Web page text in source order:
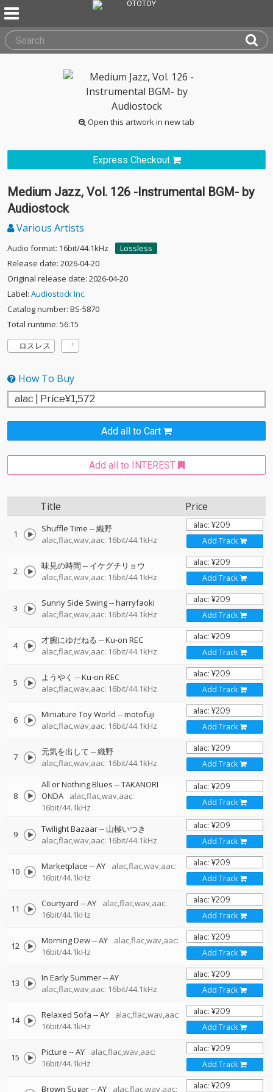
Open this artwork in new tab
Express Checkout
Medium Jazz, Vol. 126 -Instrumental BGM- by
Audiostock
Various Artists
Audio format: 16bit/44.1kHz
Lossless
Release date: 2026-04-20
Original release date: 2026-04-20
Label: Audiostock Inc.
Catalog number: BS-5870
Total runtime: 56:15
ロスレス
How To Buy
Add all to Cart
Add all to INTEREST
Title Price
1 Shuffle Time --織野
alac,flac,wav,aac: 16bit/44.1kHz
Add Track
2 味見の時間 -- イケグチリョウ
alac,flac,wav,aac: 16bit/44.1kHz
Add Track
3 Sunny Side Swing--harryfaoki
alac,flac,wav,aac: 16bit/44.1kHz
Add Track
4 才腕にゆだねる --Ku-on REC
alac,flac,wav,aac: 16bit/44.1kHz
Add Track
5 ようやく --Ku-on REC
alac,flac,wav,aac: 16bit/44.1kHz
Add Track
6 Miniature Toy World --motofuji
alac,flac,wav,aac: 16bit/44.1kHz
Add Track
7 元気を出して --織野
alac,flac,wav,aac: 16bit/44.1kHz
Add Track
8
All or Nothing Blues --TAKANORI
ONDA
alac,flac,wav,aac:
16bit/44.1kHz
Add Track
9 Twilight Bazaar-- 山極いつき
alac,flac,wav,aac: 16bit/44.1kHz
Add Track
10 Marketplace --AY
alac,flac,wav,aac:
16bit/44.1kHz
Add Track
11 Courtyard --AY
alac,flac,wav,aac:
16bit/44.1kHz
Add Track
12 Morning Dew--AY
alac,flac,wav,aac:
16bit/44.1kHz
Add Track
13 In Early Summer--AY
alac,flac,wav,aac: 16bit/44.1kHz
Add Track
14 Relaxed Sofa --AY
alac,flac,wav,aac:
16bit/44.1kHz
Add Track
15 Picture --AY
alac,flac,wav,aac:
16bit/44.1kHz
Add Track
Brown Sugar--AY alac,flac,wav,aac: